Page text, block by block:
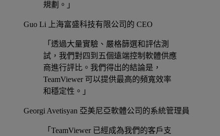
規劃。」
Guo Li 上海富盛科技有限公司的 CEO
「透過大量實驗、嚴格篩選和評估測
試，我們對四到五個遠端控制軟體供應
商進行評比。我們得出的結論是，
TeamViewer 可以提供最高的頻寬效率
和穩定性。」
Georgi Avetisyan 亞美尼亞軟體公司的系統管理員
「TeamViewer 已經成為我們的客戶支